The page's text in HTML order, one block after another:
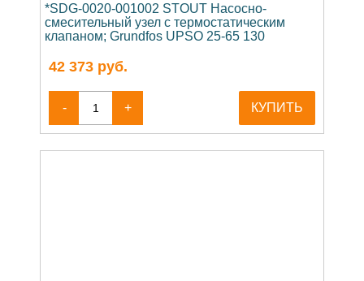
*SDG-0020-001002 STOUT Насосно-
смесительный узел с термостатическим
клапаном; Grundfos UPSO 25-65 130
42 373 руб.
- + КУПИТЬ